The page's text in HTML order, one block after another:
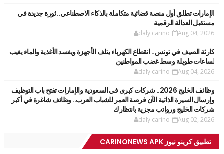
الإمارات تطلق أول منصة قضائية متكاملة بالذكاء الاصطناعي.. ثورة جديدة في
مستقبل العدالة الرقمية
daly carino Aug 04, 2026
كارثة الصيف في تونس.. انقطاع الكهرباء يتلف الأجهزة ويفسد الأغذية والماء يغيب
لساعات طويلة وسط غضب المواطنين
daly carino Aug 04, 2026
وظائف الخليج 2026.. شركات كبرى في السعودية والإمارات تفتح باب التوظيف
وإرسال السيرة الذاتية الآن فرصة العمر للشباب العرب.. وظائف شاغرة في أكبر
شركات الخليج ورواتب مجزية بانتظارك
daly carino Aug 02, 2026
تطبيق كرينو نيوز CARINONEWS APK